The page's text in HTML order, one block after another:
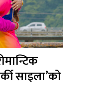
साइला’को